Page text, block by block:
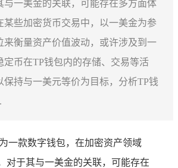
与一美金的关联，可能存在多方面体
某些加密货币交易中，以一美金为参
来衡量资产价值波动，或许涉及到一
定币在TP钱包内的存储、交易等活
保持与一美元等价为目标，分析TP钱
一款数字钱包，在加密资产领域
对于其与一美金的关联，可能存在